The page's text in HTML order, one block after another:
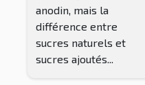
anodin, mais la
différence entre
sucres naturels et
sucres ajoutés...